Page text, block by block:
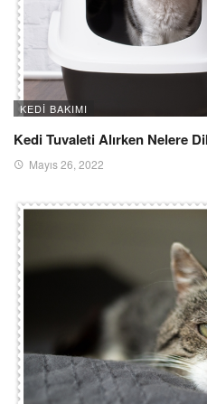
KEDI BAKIMI
Kedi Tuvaleti Alırken Nelere
Mayıs 26, 2022